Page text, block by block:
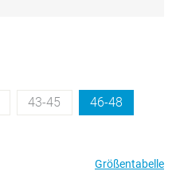
43-45 46-48
Größentabelle